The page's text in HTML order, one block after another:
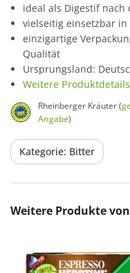
ideal als Digestif nach
vielseitig einsetzbar
einzigartige
Qualität
Ursprungsland:
Weitere Produktdetails
Rheinberger Kräuter (
Angabe)
Kategorie: Bitter
Produktgalerie
Weitere Produkte